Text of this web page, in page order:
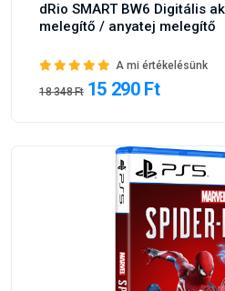
dRio SMART BW6 Digitális
melegítő / anyatej melegítő
A mi értékelésünk
18 348 Ft 15 290 Ft